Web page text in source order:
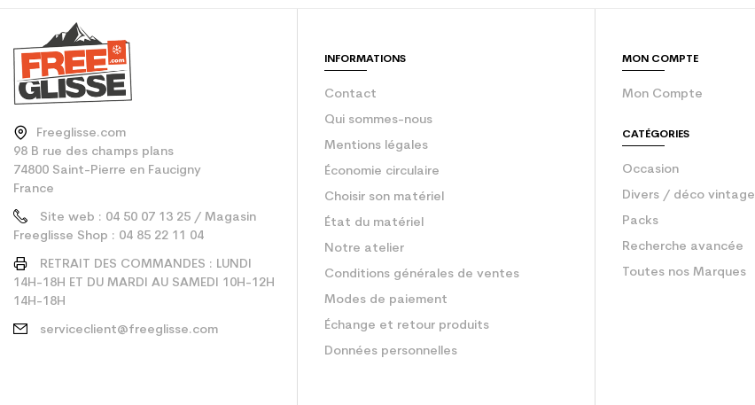
Freeglisse.com
98 B rue des champs plans
74800 Saint-Pierre en Faucigny
France
Site web : 04 50 07 13 25 / Magasin
Freeglisse Shop : 04 85 22 11 04
RETRAIT DES COMMANDES : LUNDI
14H-18H ET DU MARDI AU SAMEDI 10H-12H
14H-18H
serviceclient@freeglisse.com
INFORMATIONS
Contact
Qui sommes-nous
Mentions légales
Économie circulaire
Choisir son matériel
État du matériel
Notre atelier
Conditions générales de ventes
Modes de paiement
Échange et retour produits
Données personnelles
MON COMPTE
Mon Compte
CATÉGORIES
Occasion
Divers / déco vintage
Packs
Recherche avancée
Toutes nos Marques